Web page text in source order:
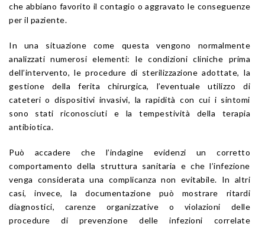
che abbiano favorito il contagio o aggravato le conseguenze
per il paziente.
In una situazione come questa vengono normalmente
analizzati numerosi elementi: le condizioni cliniche prima
dell’intervento, le procedure di sterilizzazione adottate, la
gestione della ferita chirurgica, l’eventuale utilizzo di
cateteri o dispositivi invasivi, la rapidità con cui i sintomi
sono stati riconosciuti e la tempestività della terapia
antibiotica.
Può accadere che l’indagine evidenzi un corretto
comportamento della struttura sanitaria e che l’infezione
venga considerata una complicanza non evitabile. In altri
casi, invece, la documentazione può mostrare ritardi
diagnostici, carenze organizzative o violazioni delle
procedure di prevenzione delle infezioni correlate